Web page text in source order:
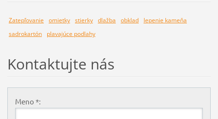
Zatepľovanie omietky stierky dlažba obklad
lepenie kameňa
sadrokartón
plavajúce podlahy
Kontaktujte nás
Meno *: